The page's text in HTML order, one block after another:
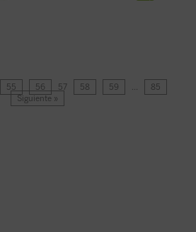
55 56 57 58 59 …
85
Siguiente »